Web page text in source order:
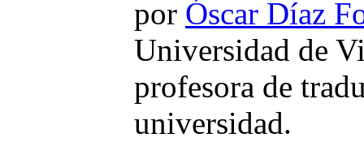
por Óscar Díaz
Universidad de
profesora de
universidad.